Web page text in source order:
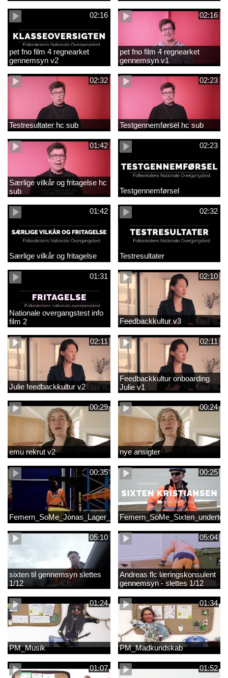
02:16
pet fno film 4 regnearket
gennemsyn v2
02:16
pet fno film 4 regnearket
gennemsyn v1
02:32
Testresultater hc sub
02:23
Testgennemførsel hc sub
01:42
Særlige vilkår og fritagelse hc
sub
02:23
Testgennemførsel
01:42
Særlige vilkår og fritagelse
02:32
Testresultater
01:31
Nationale overgangstest info
film 2
02:10
Feedbackkultur v3
02:11
Julie feedbackkultur v2
02:11
Feedbackkultur onboarding
Julie v1
00:29
emu rekrut v2
00:24
nye ansigter
00:35
Femern_SoMe_Jonas_Lager_Undertekst
00:25
05:10
sixten til gennemsyn slettes
1/12
05:04
Andreas flc læringskonsulent
gennemsyn - slettes 1/12
01:24
PM_Musik
01:34
PM_Madkundskab
01:07 01:52